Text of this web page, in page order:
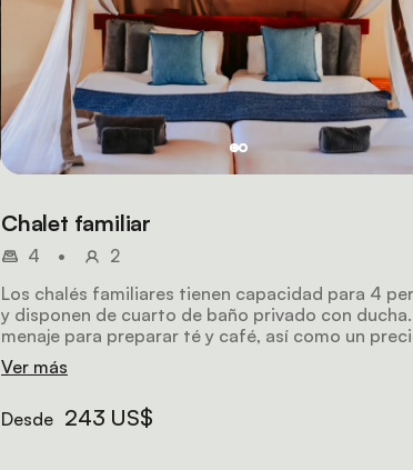
Chalet familiar
4 •
2
Los chalés familiares tienen capacidad para 4
y disponen de cuarto de baño privado con
menaje para preparar té y café, así como un
patio.
Ver más
Desde 243 US$